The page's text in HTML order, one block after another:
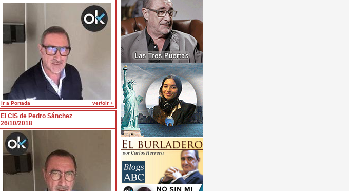
ir a Portada ver/oir +
El CIS de Pedro Sánchez
26/10/2018